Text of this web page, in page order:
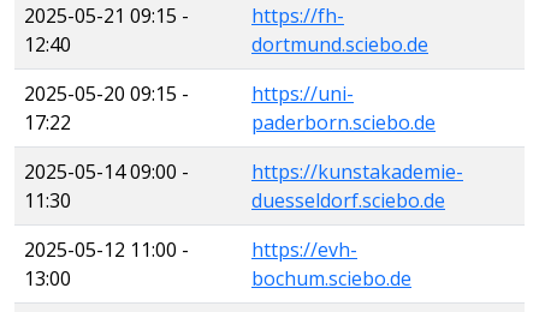
2025-05-21 09:15 -
12:40
https://fh-
dortmund.sciebo.de
2025-05-20 09:15 -
17:22
https://uni-
paderborn.sciebo.de
2025-05-14 09:00 -
11:30
https://kunstakademie-
duesseldorf.sciebo.de
2025-05-12 11:00 -
13:00
https://evh-
bochum.sciebo.de